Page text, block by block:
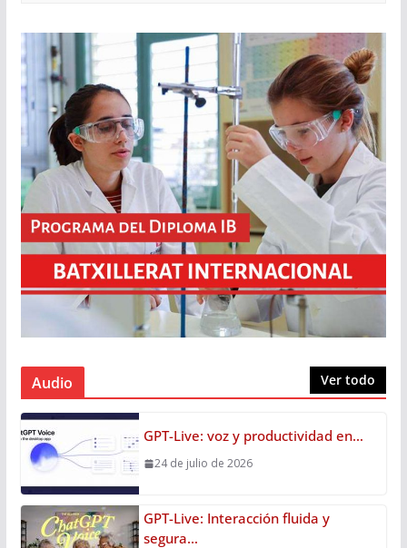
Audio Ver todo
GPT-Live: voz y productividad en…
24 de julio de 2026
GPT-Live: Interacción fluida y
segura…